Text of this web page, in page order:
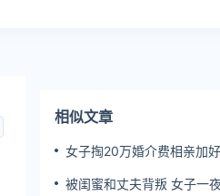
相似文章
女子掏20万婚介费相亲加
被闺蜜和丈夫背叛 女子一